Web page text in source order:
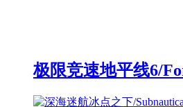
极限竞速地平线6/